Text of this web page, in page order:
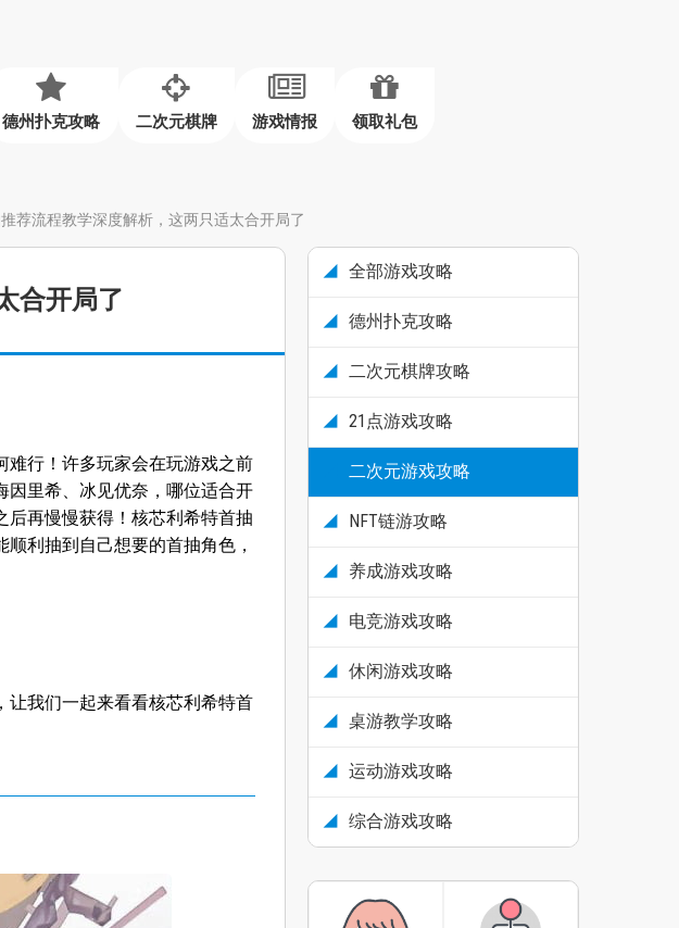
德州扑克攻略 二次元棋牌 游戏情报 领取礼包
荐流程教学深度解析，这两只适太合开局了
合开局了
难行！许多玩家会在玩游戏之前
因里希、冰见优奈，哪位适合开
后再慢慢获得！核芯利希特首抽
利抽到自己想要的首抽角色，
让我们一起来看看核芯利希特首
全部游戏攻略
德州扑克攻略
二次元棋牌攻略
21点游戏攻略
二次元游戏攻略
NFT链游攻略
养成游戏攻略
电竞游戏攻略
休闲游戏攻略
桌游教学攻略
运动游戏攻略
综合游戏攻略